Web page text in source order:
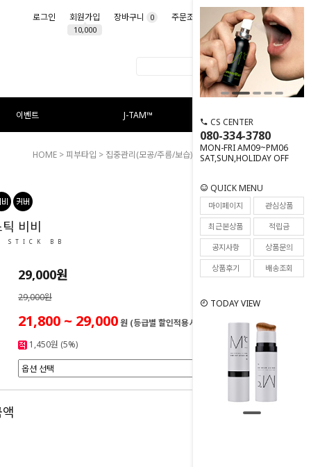
로그인 회원가입
10,000
장바구니 0 주문조회 마이페이지
이벤트 J-TAM™
CS CENTER
080-334-3780
MON-FRI AM09~PM06
SAT,SUN,HOLIDAY OFF
QUICK MENU
마이페이지
관심상품
최근본상품
적립금
공지사항
상품문의
상품후기
배송조회
TODAY VIEW
HOME >피부타입 > 집중관리(모공/주름/보습) > 엔드 핏 스틱 비비
106
비비
STICK BB
29,000원
29,000원
21,800 ~ 29,000원 (등급별 할인적용시)
1,450원 (5%)
0원